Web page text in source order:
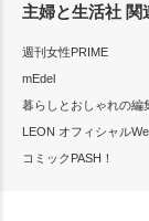
主婦と生活社 関
週刊女性PRIME
mEdel
暮らしとおしゃれの編
LEON オフィシャル
コミックPASH！